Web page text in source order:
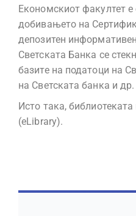
Економскиот факултет
добивањето на
депозитен
Светската Банка се
базите на податоци на
на Светската банка и др.
Исто така,
(eLibrary).